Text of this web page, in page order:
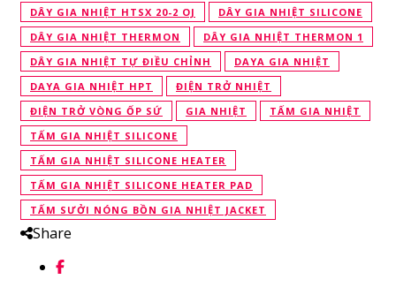
DÂY GIA NHIỆT HTSX 20-2 OJ
DÂY GIA NHIỆT SILICONE
DÂY GIA NHIỆT THERMON
DÂY GIA NHIỆT THERMON 1
DÂY GIA NHIỆT TỰ ĐIỀU CHỈNH
DAYA GIA NHIỆT
DAYA GIA NHIỆT HPT
ĐIỆN TRỞ NHIỆT
ĐIỆN TRỞ VÒNG ỐP SỨ
GIA NHIỆT
TẤM GIA NHIỆT
TẤM GIA NHIỆT SILICONE
TẤM GIA NHIỆT SILICONE HEATER
TẤM GIA NHIỆT SILICONE HEATER PAD
TẤM SƯỞI NÓNG BỒN GIA NHIỆT JACKET
Share